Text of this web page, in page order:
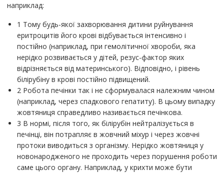
наприклад:
1 Тому будь-якої захворювання дитини руйнування
еритроцитів його крові відбувається інтенсивно і
постійно (наприклад, при гемолітичної хвороби, яка
нерідко розвивається у дітей, резус-фактор яких
відрізняється від материнського). Відповідно, і рівень
білірубіну в крові постійно підвищений.
2 Робота печінки так і не сформувалася належним чином
(наприклад, через спадкового гепатиту). В цьому випадку
жовтяниця справедливо називається печінкова.
3 В нормі, після того, як білірубін нейтралізується в
печінці, він потрапляє в жовчний міхур і через жовчні
протоки виводиться з організму. Нерідко жовтяниця у
новонародженого не проходить через порушення роботи
саме цього органу. Наприклад, у крихти може бути